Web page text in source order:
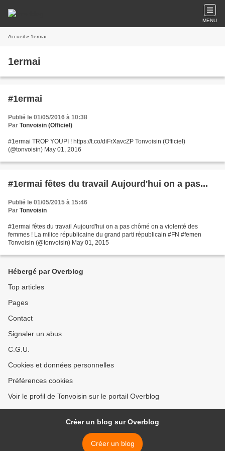
MENU
Accueil » 1ermai
1ermai
#1ermai
Publié le 01/05/2016 à 10:38
Par Tonvoisin (Officiel)
#1ermai TROP YOUPI ! https://t.co/diFrXavcZP Tonvoisin (Officiel)
(@tonvoisin) May 01, 2016
#1ermai fêtes du travail Aujourd'hui on a pas...
Publié le 01/05/2015 à 15:46
Par Tonvoisin
#1ermai fêtes du travail Aujourd'hui on a pas chômé on a violenté des
femmes ! La milice républicaine du grand parti républicain #FN #femen
Tonvoisin (@tonvoisin) May 01, 2015
Hébergé par Overblog
Top articles
Pages
Contact
Signaler un abus
C.G.U.
Cookies et données personnelles
Préférences cookies
Voir le profil de Tonvoisin sur le portail Overblog
Créer un blog sur Overblog
Créer un blog